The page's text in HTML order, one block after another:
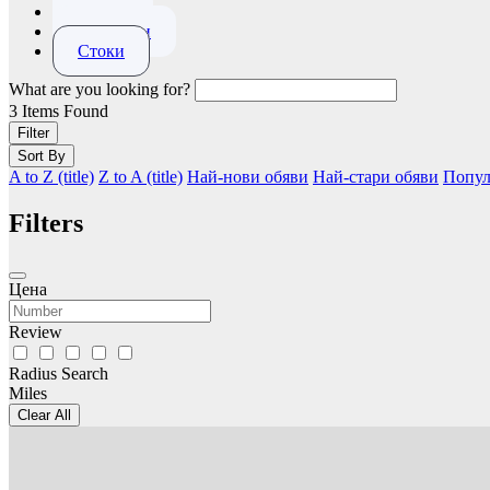
Приказки
Стоки
What are you looking for?
3 Items Found
Filter
Sort By
A to Z (title) Z to A (title) Най-нови обяви Най-стари обяви
Filters
Цена
Review
Radius Search
Miles
Clear All